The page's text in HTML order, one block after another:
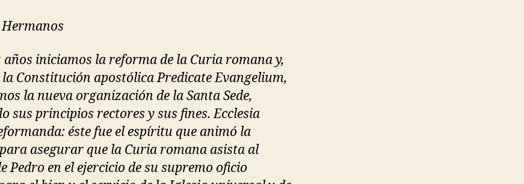
años iniciamos la reforma de la Curia romana y,
Constitución apostólica Predicate Evangelium,
la nueva organización de la Santa Sede,
sus principios rectores y sus fines. Ecclesia
éste fue el espíritu que animó la
asegurar que la Curia romana asista al
Pedro en el ejercicio de su supremo oficio